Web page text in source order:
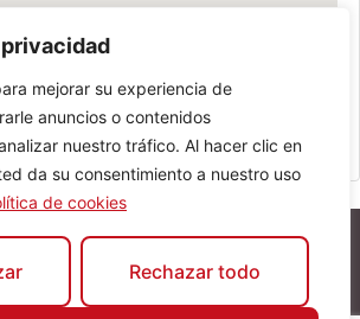
mejorar su experiencia de
anuncios o contenidos
nuestro tráfico. Al hacer clic en
da su consentimiento a nuestro uso
de cookies
Rechazar todo